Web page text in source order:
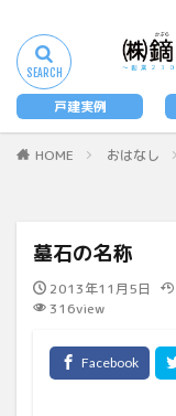
戸建実例
HOME おはなし
墓石の名称
2013年11月5日
316view
タグ